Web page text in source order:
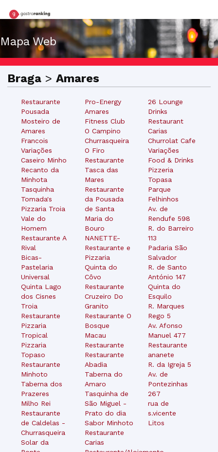
Mapa Web
Braga > Amares
Restaurante
Pousada
Mosteiro de
Amares
Francois
Variações
Caseiro Minho
Recanto da
Minhota
Tasquinha
Tomada's
Pizzaria Troia
Vale do
Homem
Restaurante A
Rival
Bicas-
Pastelaria
Universal
Quinta Lago
dos Cisnes
Troia
Restaurante
Pizzaria
Tropical
Pizzaria
Topaso
Restaurante
Minhoto
Taberna dos
Prazeres
Milho Rei
Restaurante
de Caldelas -
Churrasqueira
Solar da
Pro-Energy
Amares
Fitness Club
O Campino
Churrasqueira
O Firo
Restaurante
Tasca das
Mares
Restaurante
da Pousada
de Santa
Maria do
Bouro
NANETTE-
Restaurante e
Pizzaria
Quinta do
Côvo
Restaurante
Cruzeiro Do
Granito
Restaurante O
Bosque
Macau
Restaurante
Restaurante
Abadia
Taberna do
Amaro
Tasquinha de
São Miguel -
Prato do dia
Sabor Minhoto
Restaurante
Carias
26 Lounge
Drinks
Restaurant
Carias
Churrolat Cafe
Variações
Food & Drinks
Pizzeria
Topasa
Parque
Felhinhos
Av. de
Rendufe 598
R. do Barreiro
113
Padaria São
Salvador
R. de Santo
António 147
Quinta do
Esquilo
R. Marques
Rego 5
Av. Afonso
Manuel 477
Restaurante
ananete
R. da Igreja 5
Av. de
Pontezinhas
267
rua de
s.vicente
Litos